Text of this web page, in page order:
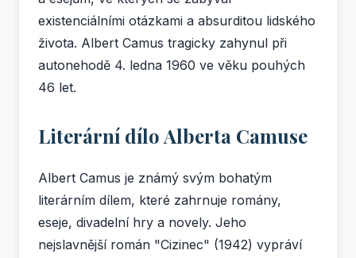
existenciálními otázkami a absurditou lidského
života. Albert Camus tragicky zahynul při
autonehodě 4. ledna 1960 ve věku pouhých
46 let.
Literární dílo Alberta Camuse
Albert Camus je známý svým bohatým
literárním dílem, které zahrnuje romány,
eseje, divadelní hry a novely. Jeho
nejslavnější román "Cizinec" (1942) vypráví